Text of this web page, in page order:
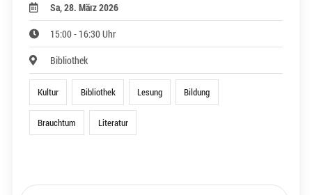
Sa, 28. März 2026
15:00 - 16:30 Uhr
Bibliothek
Kultur Bibliothek Lesung Bildung
Brauchtum Literatur